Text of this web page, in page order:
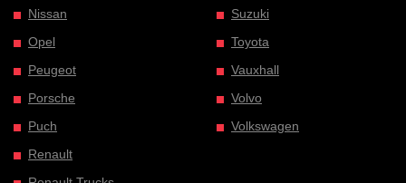
Nissan
Opel
Peugeot
Porsche
Puch
Renault
Suzuki
Toyota
Vauxhall
Volvo
Volkswagen